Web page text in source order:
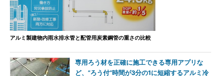
アルミ製建物内雨水排水管と配管用炭素鋼管の重さの比較
専用ろう材を正確に施工できる専用アプリな
ど、“ろう付”時間が3分の1に短縮するアルミ冷